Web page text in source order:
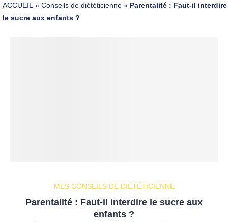
ACCUEIL » Conseils de diététicienne » Parentalité : Faut-il interdire
le sucre aux enfants ?
MES CONSEILS DE DIÉTÉTICIENNE
Parentalité : Faut-il interdire le sucre aux
enfants ?